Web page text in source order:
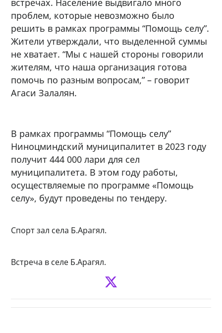
встречах. Население выдвигало много
проблем, которые невозможно было
решить в рамках программы “Помощь селу”.
Жители утверждали, что выделенной суммы
не хватает. “Мы с нашей стороны говорили
жителям, что наша организация готова
помочь по разным вопросам,” – говорит
Агаси Залалян.
В рамках программы “Помощь селу”
Ниноцминдский муниципалитет в 2023 году
получит 444 000 лари для сел
муниципалитета. В этом году работы,
осуществляемые по программе «Помощь
селу», будут проведены по тендеру.
Спорт зал села Б.Арагял.
Встреча в селе Б.Арагял.